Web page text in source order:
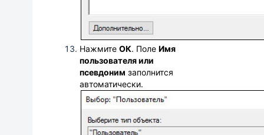
Нажмите ОК. Поле Имя
пользователя или
псевдоним заполнится
автоматически.